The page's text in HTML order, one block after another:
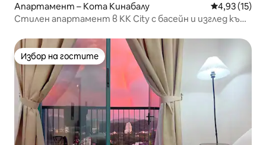
Апартамент – Кота Кинабалу Средна
4,93 (15)
Стилен апартамент в KK City с басейн и изглед към
Избор на гостите
Избор на гостите